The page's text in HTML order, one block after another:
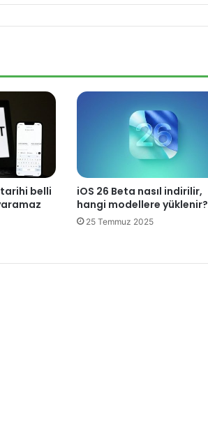
tarihi belli
iOS 26 Beta nasıl indirilir,
hangi modellere yüklenir?
25 Temmuz 2025